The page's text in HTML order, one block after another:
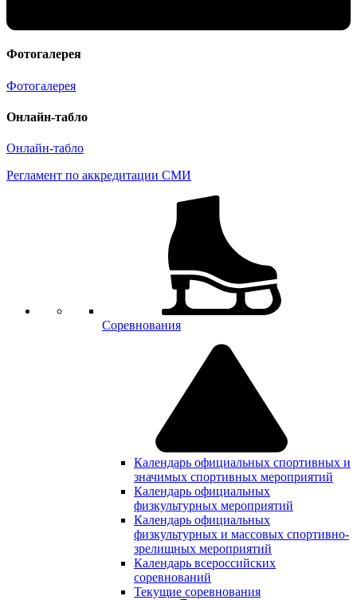
Фотогалерея
Фотогалерея
Онлайн-табло
Онлайн-табло
Регламент по аккредитации СМИ
Соревнования
Календарь официальных спортивных и
значимых спортивных мероприятий
Календарь официальных
физкультурных мероприятий
Календарь официальных
физкультурных и массовых спортивно-
зрелищных мероприятий
Календарь всероссийских
соревнований
Текущие соревнования